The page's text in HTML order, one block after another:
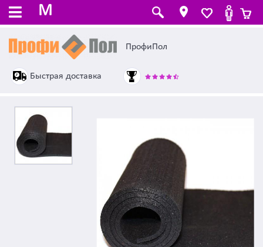
M
ПрофиПол
Быстрая доставка